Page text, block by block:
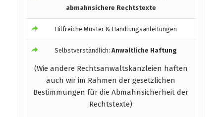
abmahnsichere Rechtstexte
Hilfreiche Muster & Handlungsanleitungen
Selbstverständlich:Anwaltliche Haftung
(Wie andere Rechtsanwaltskanzleien haften
auch wir im Rahmen der gesetzlichen
Bestimmungen für die Abmahnsicherheit der
Rechtstexte)